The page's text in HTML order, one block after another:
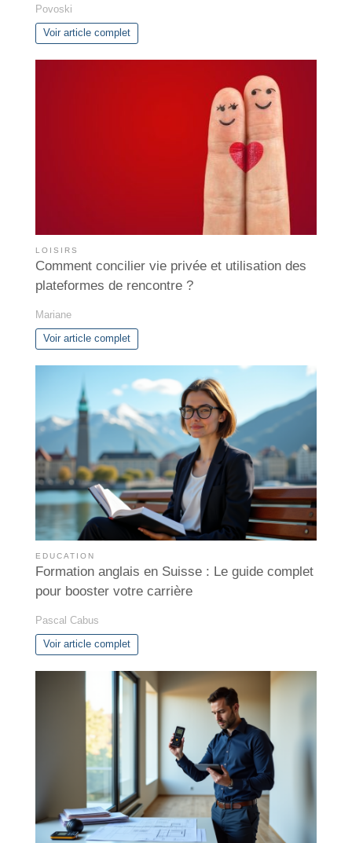
Povoski
Voir article complet
LOISIRS
Comment concilier vie privée et utilisation des
plateformes de rencontre ?
Mariane
Voir article complet
EDUCATION
Formation anglais en Suisse : Le guide complet
pour booster votre carrière
Pascal Cabus
Voir article complet